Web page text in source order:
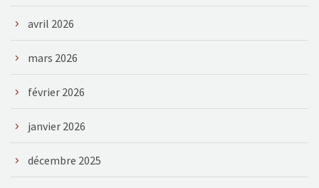
avril 2026
mars 2026
février 2026
janvier 2026
décembre 2025